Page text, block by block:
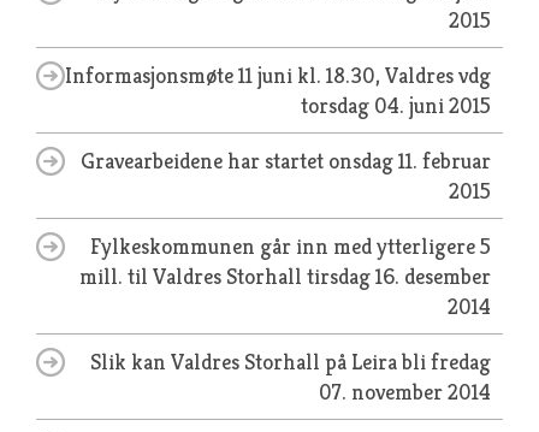
2015
Informasjonsmøte 11 juni kl. 18.30, Valdres vdg
torsdag 04. juni 2015
Gravearbeidene har startet onsdag 11. februar
2015
Fylkeskommunen går inn med ytterligere 5
mill. til Valdres Storhall tirsdag 16. desember
2014
Slik kan Valdres Storhall på Leira blifredag
07. november 2014